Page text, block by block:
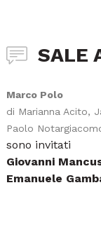
SALE
Marco Polo
di Marianna Acito,
Paolo
sono invitati
Giovanni
Emanuele